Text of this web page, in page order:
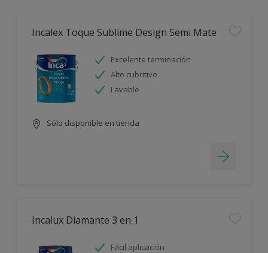
Incalex Toque Sublime Design Semi Mate
Excelente terminación
Alto cubritivo
Lavable
Sólo disponible en tienda
Incalux Diamante 3 en 1
Fácil aplicación